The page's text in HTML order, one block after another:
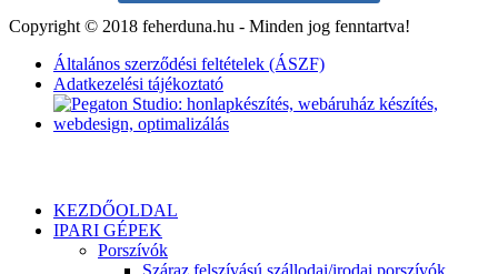
Copyright © 2018 feherduna.hu - Minden jog fenntartva!
Általános szerződési feltételek (ÁSZF)
Adatkezelési tájékoztató
KEZDŐOLDAL
IPARI GÉPEK
Porszívók
Száraz felszívású szállodai/irodai porszívók